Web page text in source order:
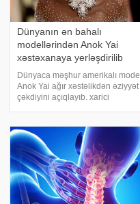
Dünyanın ən bahalı
modellərindən Anok Yai
xəstəxanaya yerləşdirilib
Dünyaca məşhur amerikalı model
Anok Yai ağır xəstəlikdən əziyyət
çəkdiyini açıqlayıb. xarici
sağlamlıq mübarizəsini ilk dəfə
sosial mediada paylaşıb. 28 yaşl